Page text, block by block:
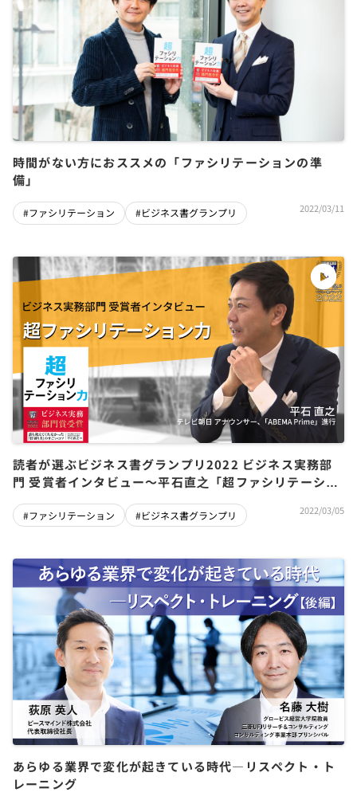
時間がない方におススメの「ファシリテーションの準
備」
#ファシリテーション #ビジネス書グランプリ 2022/03/11
読者が選ぶビジネス書グランプリ2022 ビジネス実務部
門 受賞者インタビュー～平石直之「超ファシリテーショ
#ファシリテーション #ビジネス書グランプリ 2022/03/05
あらゆる業界で変化が起きている時代―リスペクト・ト
レーニング